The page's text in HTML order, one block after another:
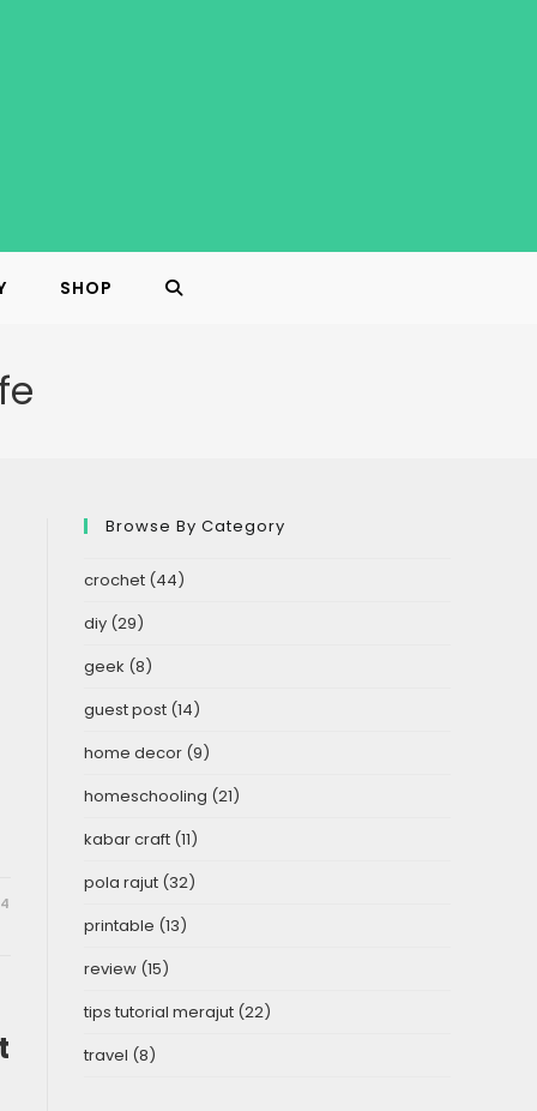
SHOP TOGGLE
Browse By Category
crochet (44)
diy (29)
geek (8)
guest post (14)
home decor (9)
homeschooling (21)
kabar craft (11)
pola rajut (32)
printable (13)
review (15)
tips tutorial merajut (22)
travel (8)